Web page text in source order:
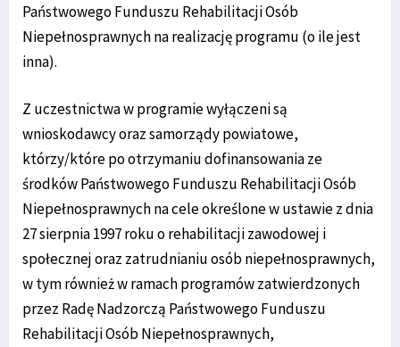
Państwowego Funduszu Rehabilitacji Osób
Niepełnosprawnych na realizację programu (o ile jest
inna).
Z uczestnictwa w programie wyłączeni są
wnioskodawcy oraz samorządy powiatowe,
którzy/które po otrzymaniu dofinansowania ze
środków Państwowego Funduszu Rehabilitacji Osób
Niepełnosprawnych na cele określone w ustawie z dnia
27 sierpnia 1997 roku o rehabilitacji zawodowej i
społecznej oraz zatrudnianiu osób niepełnosprawnych,
w tym również w ramach programów zatwierdzonych
przez Radę Nadzorczą Państwowego Funduszu
Rehabilitacji Osób Niepełnosprawnych,